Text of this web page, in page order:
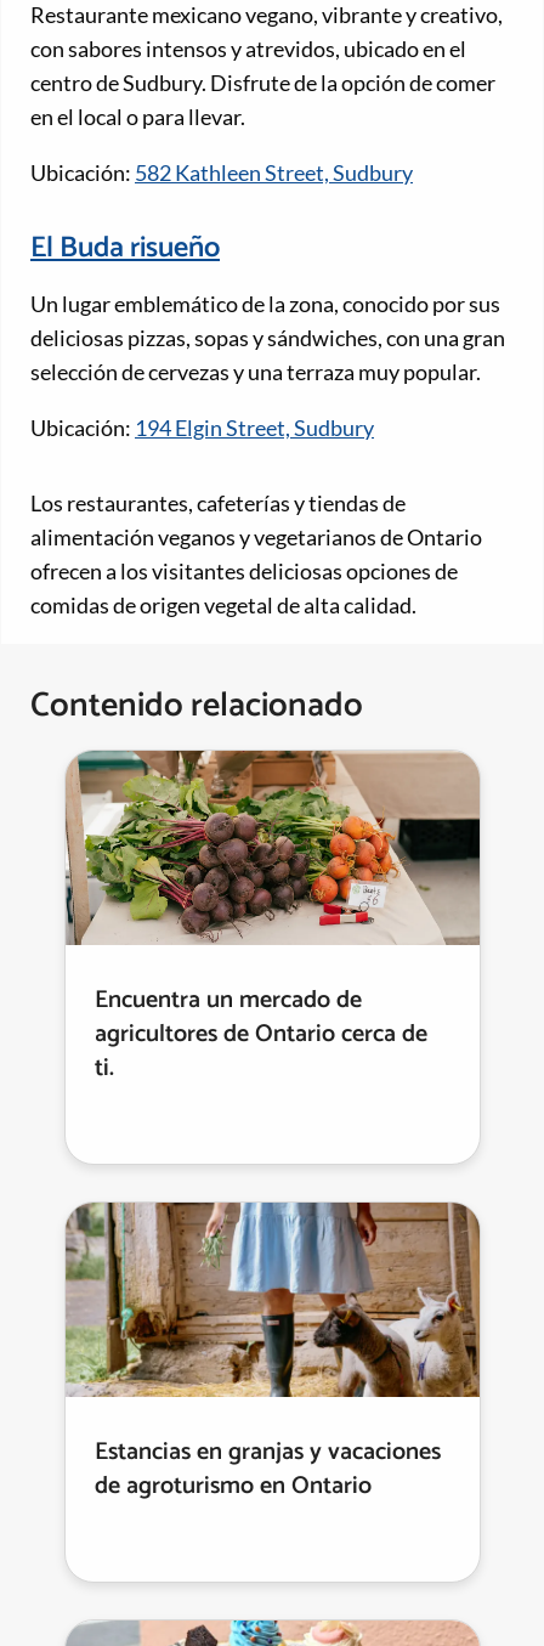
Restaurante mexicano vegano, vibrante y creativo,
con sabores intensos y atrevidos, ubicado en el
centro de Sudbury. Disfrute de la opción de comer
en el local o para llevar.
Ubicación: 582 Kathleen Street, Sudbury
El Buda risueño
Un lugar emblemático de la zona, conocido por sus
deliciosas pizzas, sopas y sándwiches, con una gran
selección de cervezas y una terraza muy popular.
Ubicación: 194 Elgin Street, Sudbury
Los restaurantes, cafeterías y tiendas de
alimentación veganos y vegetarianos de Ontario
ofrecen a los visitantes deliciosas opciones de
comidas de origen vegetal de alta calidad.
Contenido relacionado
Encuentra un mercado de
agricultores de Ontario cerca de
ti.
Estancias en granjas y vacaciones
de agroturismo en Ontario